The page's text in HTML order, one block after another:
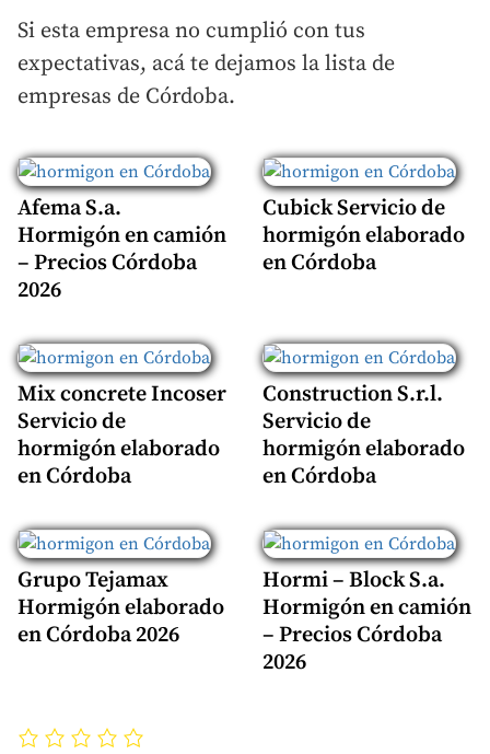
Si esta empresa no cumplió con tus
expectativas, acá te dejamos la lista de
empresas de Córdoba.
Afema S.a.
Hormigón en camión
– Precios Córdoba
2026
Cubick Servicio de
hormigón elaborado
en Córdoba
Mix concrete Incoser
Servicio de
hormigón elaborado
en Córdoba
Construction S.r.l.
Servicio de
hormigón elaborado
en Córdoba
Grupo Tejamax
Hormigón elaborado
en Córdoba 2026
Hormi – Block S.a.
Hormigón en camión
– Precios Córdoba
2026